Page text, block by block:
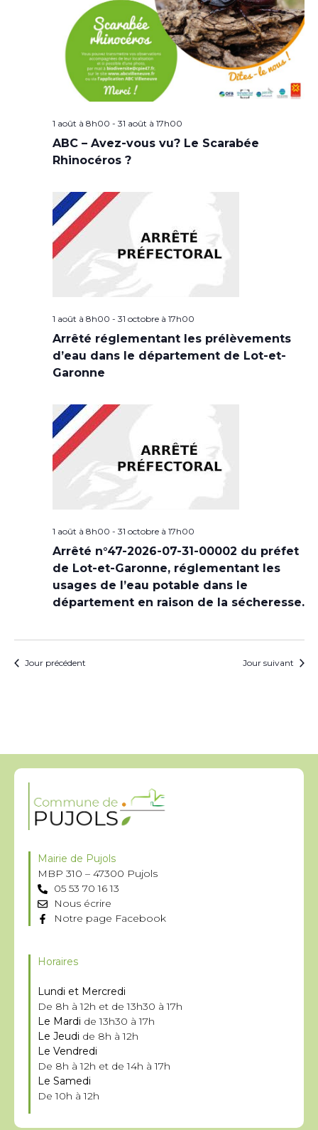
1 août à 8h00 - 31 août à 17h00
ABC – Avez-vous vu? Le Scarabée
Rhinocéros ?
1 août à 8h00 - 31 octobre à 17h00
Arrêté réglementant les prélèvements
d’eau dans le département de Lot-et-
Garonne
1 août à 8h00 - 31 octobre à 17h00
Arrêté n°47-2026-07-31-00002 du préfet
de Lot-et-Garonne, réglementant les
usages de l’eau potable dans le
département en raison de la sécheresse.
Jour précédent Jour suivant
Mairie de Pujols
MBP 310 – 47300 Pujols
05 53 70 16 13
Nous écrire
Notre page Facebook
Horaires
Lundi et Mercredi
De 8h à 12h et de 13h30 à 17h
Le Mardi de 13h30 à 17h
Le Jeudi de 8h à 12h
Le Vendredi
De 8h à 12h et de 14h à 17h
Le Samedi
De 10h à 12h